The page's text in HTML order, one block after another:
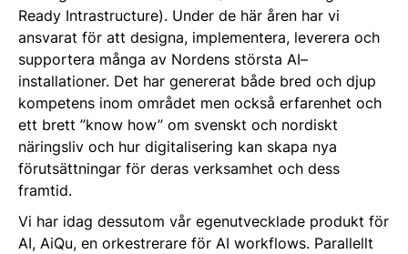
Ready Intrastructure). Under de här åren har vi
ansvarat för att designa, implementera, leverera och
supportera många av Nordens största AI–
installationer. Det har genererat både bred och djup
kompetens inom området men också erfarenhet och
ett brett ”know how” om svenskt och nordiskt
näringsliv och hur digitalisering kan skapa nya
förutsättningar för deras verksamhet och dess
framtid.
Vi har idag dessutom vår egenutvecklade produkt för
AI, AiQu, en orkestrerare för AI workflows. Parallellt